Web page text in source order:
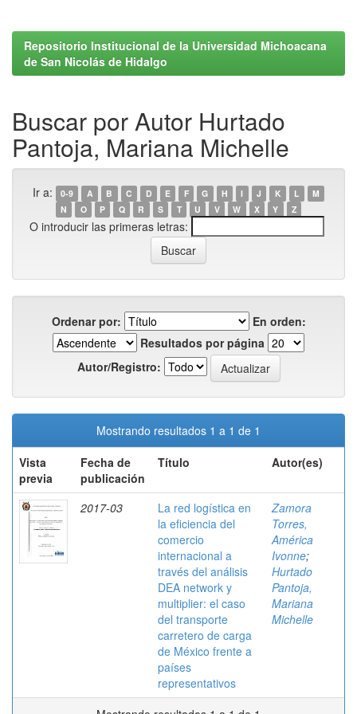
Repositorio Institucional de la Universidad Michoacana
de San Nicolás de Hidalgo
Buscar por Autor Hurtado
Pantoja, Mariana Michelle
Ir a: 0-9 A B C D E F G H I J K L
M
N
O P Q R S T U V W X Y Z
O introducir las primeras letras:
Ordenar por:
En orden:
Resultados por página
Autor/Registro:
Mostrando resultados 1 a 1 de 1
Vista
previa
Fecha de
publicación
Título Autor(es)
2017-03
La red logística en
la eficiencia del
comercio
internacional a
través del análisis
DEA network y
multiplier: el caso
del transporte
carretero de carga
de México frente a
países
representativos
Zamora
Torres,
América
Ivonne;
Hurtado
Pantoja,
Mariana
Michelle